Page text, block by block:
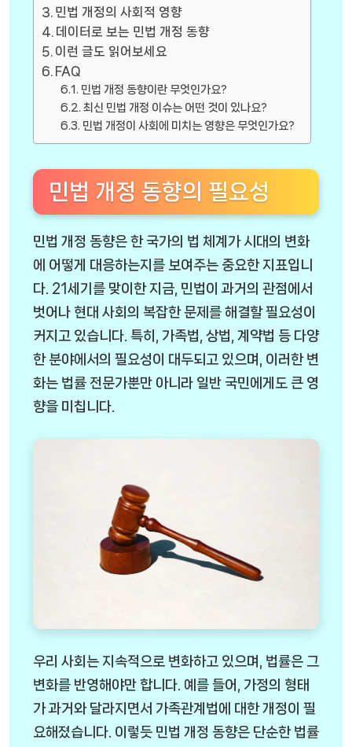
민법 개정의 사회적 영향
데이터로 보는 민법 개정 동향
이런 글도 읽어보세요
FAQ
민법 개정 동향이란 무엇인가요?
최신 민법 개정 이슈는 어떤 것이 있나요?
민법 개정이 사회에 미치는 영향은 무엇인가요?
민법 개정 동향의 필요성
민법 개정 동향은 한 국가의 법 체계가 시대의 변화
에 어떻게 대응하는지를 보여주는 중요한 지표입니
다. 21세기를 맞이한 지금, 민법이 과거의 관점에서
벗어나 현대 사회의 복잡한 문제를 해결할 필요성이
커지고 있습니다. 특히, 가족법, 상법, 계약법 등 다양
한 분야에서의 필요성이 대두되고 있으며, 이러한 변
화는 법률 전문가뿐만 아니라 일반 국민에게도 큰 영
향을 미칩니다.
우리 사회는 지속적으로 변화하고 있으며, 법률은 그
변화를 반영해야만 합니다. 예를 들어, 가정의 형태
가 과거와 달라지면서 가족관계법에 대한 개정이 필
요해졌습니다. 이렇듯 민법 개정 동향은 단순한 법률